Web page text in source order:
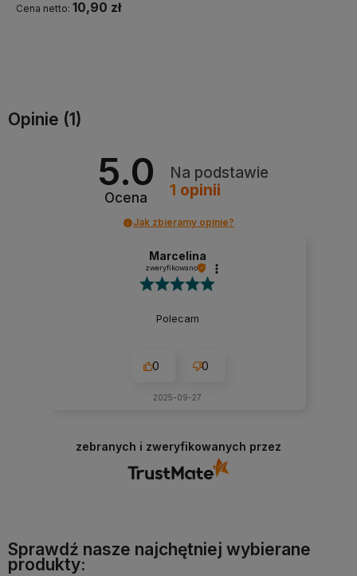
Cena netto: 10,90 zł
Opinie (1)
5.0
Ocena
Na podstawie
1 opinii
Jak zbieramy opinie?
Marcelina
zweryfikowano
Polecam
0 0
2025-09-27
zebranych i zweryfikowanych przez
Sprawdź nasze najchętniej wybierane
produkty: